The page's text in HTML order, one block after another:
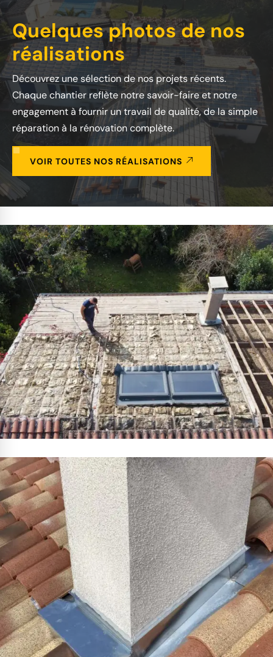
Quelques photos de nos
réalisations
Découvrez une sélection de nos projets récents.
Chaque chantier reflète notre savoir-faire et notre
engagement à fournir un travail de qualité, de la simple
réparation à la rénovation complète.
VOIR TOUTES NOS RÉALISATIONS